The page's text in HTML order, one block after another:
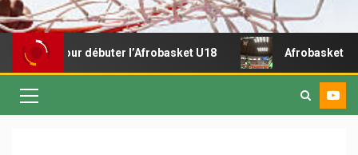
pour débuter l’Afrobasket U18 Afrobasket U18 –